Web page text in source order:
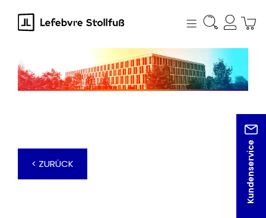
springen
Kundenservice
< ZURÜCK